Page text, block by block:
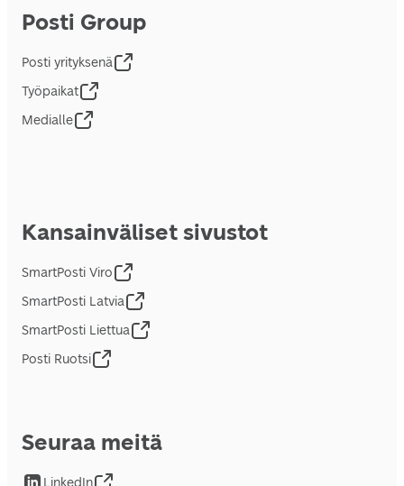
Posti Group
Posti yrityksenä
Työpaikat
Medialle
Kansainväliset sivustot
SmartPosti Viro
SmartPosti Latvia
SmartPosti Liettua
Posti Ruotsi
Seuraa meitä
LinkedIn